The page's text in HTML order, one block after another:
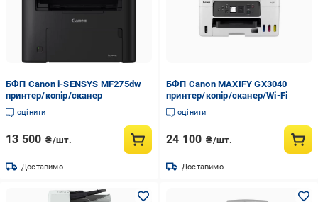
БФП Canon i-SENSYS MF275dw
принтер/копір/сканер
оцінити
13 500 ₴/шт.
Доставимо
БФП Canon MAXIFY GX3040
принтер/копір/сканер/Wi-Fi
оцінити
24 100 ₴/шт.
Доставимо